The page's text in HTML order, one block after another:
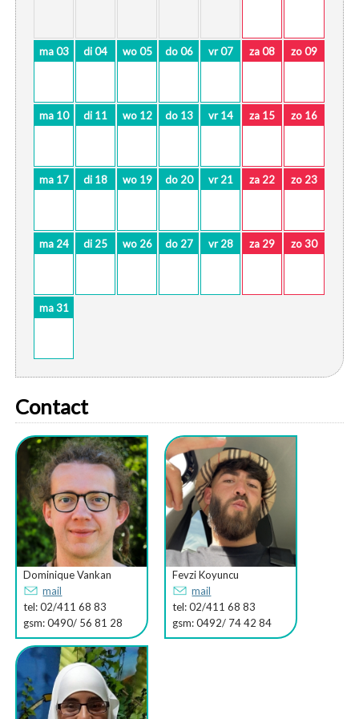
ma 03 di 04 wo 05 do 06 vr 07 za 08 zo 09
ma 10 di 11 wo 12 do 13 vr 14 za 15 zo 16
ma 17 di 18 wo 19 do 20 vr 21 za 22 zo 23
ma 24 di 25 wo 26 do 27 vr 28 za 29 zo 30
ma 31
Contact
Dominique Vankan
mail
tel: 02/411 68 83
gsm: 0490/ 56 81 28
Fevzi Koyuncu
mail
tel: 02/411 68 83
gsm: 0492/ 74 42 84